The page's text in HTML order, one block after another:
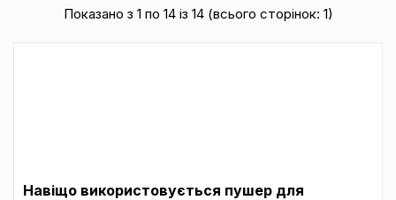
Показано з 1 по 14 із 14 (всього сторінок: 1)
Навіщо використовується пушер для